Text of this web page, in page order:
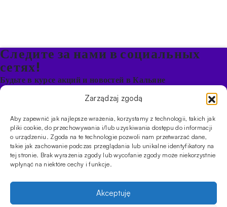
Zarządzaj zgodą
Aby zapewnić jak najlepsze wrażenia, korzystamy z technologii, takich jak
pliki cookie, do przechowywania i/lub uzyskiwania dostępu do informacji
o urządzeniu. Zgoda na te technologie pozwoli nam przetwarzać dane,
takie jak zachowanie podczas przeglądania lub unikalne identyfikatory na
tej stronie. Brak wyrażenia zgody lub wycofanie zgody może niekorzystnie
wpłynąć na niektóre cechy i funkcje.
Akceptuję
Следите за нами в социальных
сетях!
Будьте в курсе акций и новостей в Кальяне
ПРОДУКТЫ
КальяныЧашиУгли и розжигПродукты безникотиновые
ИНФОРМАЦИЯ
АКЦИИFAQФирмыПравила работы магазинаПолитика
конфиденциальности
Магазин Обучения
CYBUCH - SHISHA SKLEP